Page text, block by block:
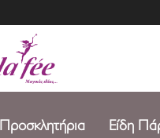
Προσκλητήρια Είδη